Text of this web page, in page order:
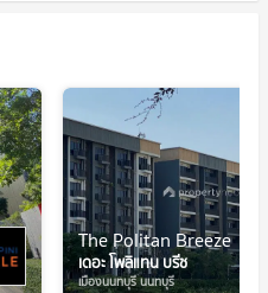
The Politan Breeze
เดอะ โพลิแทน บรีซ
เมืองนนทบุรี นนทบุรี